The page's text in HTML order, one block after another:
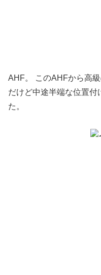
AHF。 このAHFから高級
だけど中途半端な位置付
た。